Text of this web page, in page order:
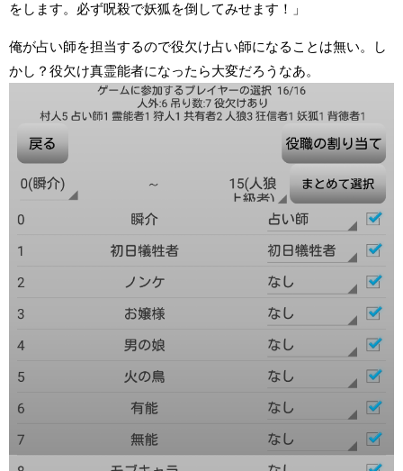
をします。必ず呪殺で妖狐を倒してみせます！」
俺が占い師を担当するので役欠け占い師になることは無い。し
かし？役欠け真霊能者になったら大変だろうなあ。